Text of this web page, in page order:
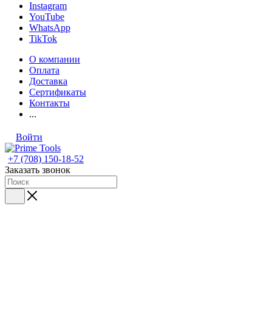
Instagram
YouTube
WhatsApp
TikTok
О компании
Оплата
Доставка
Сертификаты
Контакты
...
Войти
+7 (708) 150-18-52
Заказать звонок